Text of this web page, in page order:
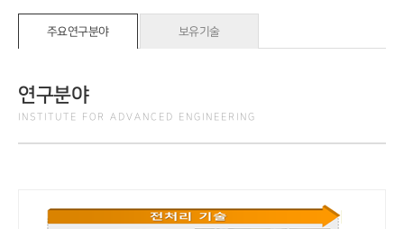
주요연구분야 보유기술
연구분야
INSTITUTE FOR ADVANCED ENGINEERING